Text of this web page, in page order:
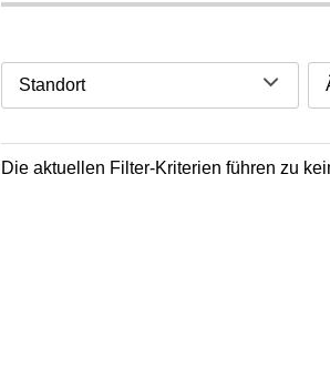
Standort
Die aktuellen Filter-Kriterien führen zu